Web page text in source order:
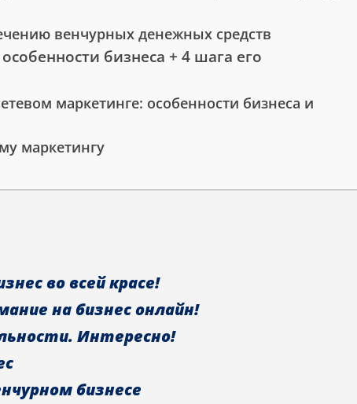
венчурных денежных средств
бизнеса + 4 шага его
маркетинге: особенности бизнеса и
маркетингу
во всей красе!
на бизнес онлайн!
Интересно!
бизнесе